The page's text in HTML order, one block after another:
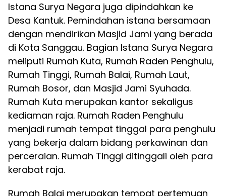
Istana Surya Negara juga dipindahkan ke
Desa Kantuk. Pemindahan istana bersamaan
dengan mendirikan Masjid Jami yang berada
di Kota Sanggau. Bagian Istana Surya Negara
meliputi Rumah Kuta, Rumah Raden Penghulu,
Rumah Tinggi, Rumah Balai, Rumah Laut,
Rumah Bosor, dan Masjid Jami Syuhada.
Rumah Kuta merupakan kantor sekaligus
kediaman raja. Rumah Raden Penghulu
menjadi rumah tempat tinggal para penghulu
yang bekerja dalam bidang perkawinan dan
perceraian. Rumah Tinggi ditinggali oleh para
kerabat raja.
Rumah Balai merupakan tempat pertemuan